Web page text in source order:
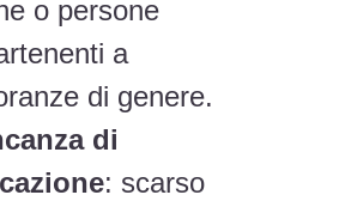
o persone
a
di genere.
di
: scarso